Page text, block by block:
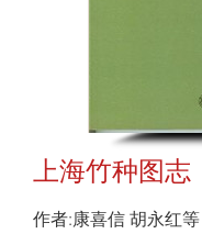
上海竹种图志
作者:康喜信 胡永红等